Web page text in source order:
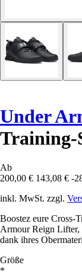
Under
Training-
Ab
200,00 € 143,08 € -
inkl. MwSt. zzgl.
Boostez eure Cross-
Armour Reign Lifter,
dank ihres
Größe
*